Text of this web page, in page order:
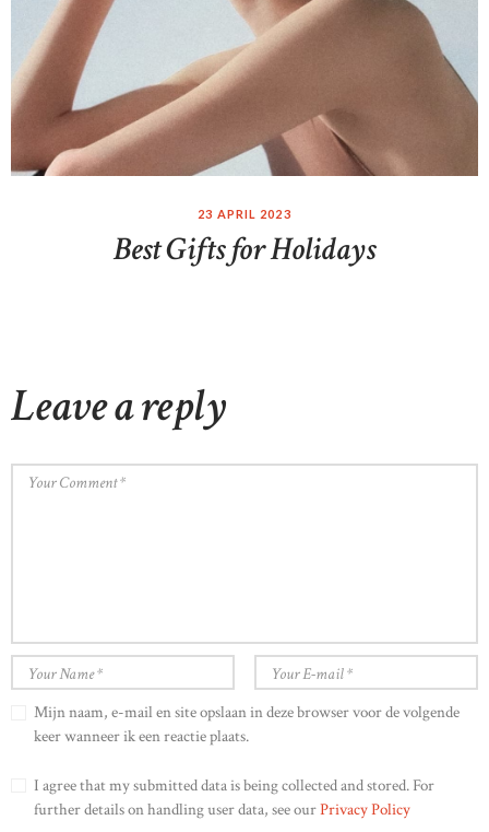
23 APRIL 2023
Best Gifts for Holidays
Leave a reply
Mijn naam, e-mail en site opslaan in deze browser voor de volgende
keer wanneer ik een reactie plaats.
I agree that my submitted data is being collected and stored. For
further details on handling user data, see ourPrivacy Policy